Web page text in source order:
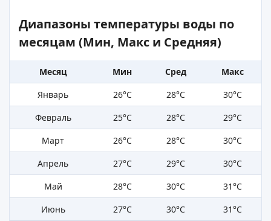
Диапазоны температуры воды по
месяцам (Мин, Макс и Средняя)
Месяц Мин Сред
Макс
Январь
26°C 28°C
30°C
Февраль
25°C 28°C
29°C
Март
26°C 28°C
30°C
Апрель
27°C 29°C
30°C
Май
28°C 30°C
31°C
Июнь
27°C 30°C
31°C